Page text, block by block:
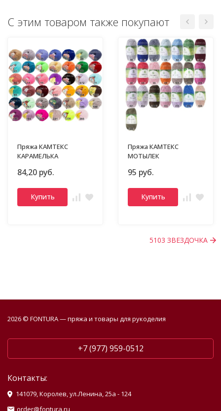
С этим товаром также покупают
Пряжа КАМТЕКС
КАРАМЕЛЬКА
84,20 руб.
Купить
Пряжа КАМТЕКС
МОТЫЛЕК
95 руб.
Купить
5103 ЗВЕЗДОЧКА
2026 © FONTURA — пряжа и товары для рукоделия
+7 (977) 959-0512
Контакты:
141079, Королев, ул.Ленина, 25а - 124
order@fontura.ru